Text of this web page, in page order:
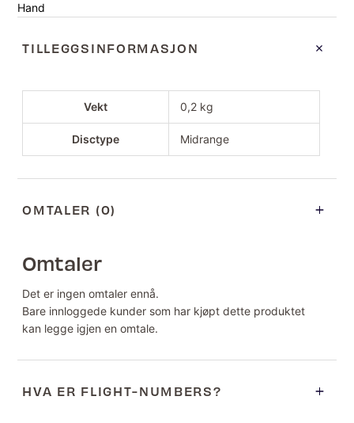
Hand
TILLEGGSINFORMASJON
Vekt 0,2 kg
Disctype Midrange
OMTALER (0)
Omtaler
Det er ingen omtaler ennå.
Bare innloggede kunder som har kjøpt dette produktet
kan legge igjen en omtale.
HVA ER FLIGHT-NUMBERS?